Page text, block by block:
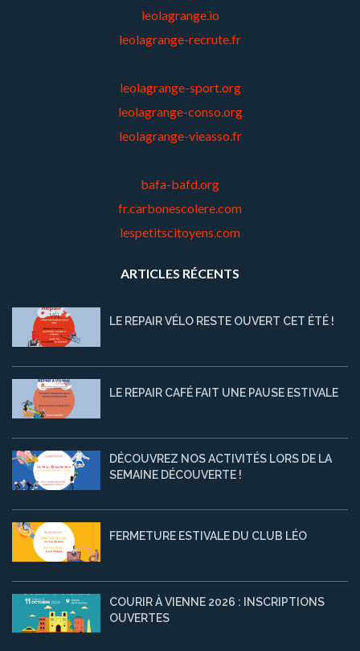
leolagrange.io
leolagrange-recrute.fr
leolagrange-sport.org
leolagrange-conso.org
leolagrange-vieasso.fr
bafa-bafd.org
fr.carbonescolere.com
lespetitscitoyens.com
ARTICLES RÉCENTS
LE REPAIR VÉLO RESTE OUVERT CET ÉTÉ !
LE REPAIR CAFÉ FAIT UNE PAUSE ESTIVALE
DÉCOUVREZ NOS ACTIVITÉS LORS DE LA
SEMAINE DÉCOUVERTE !
FERMETURE ESTIVALE DU CLUB LÉO
COURIR À VIENNE 2026 : INSCRIPTIONS
OUVERTES